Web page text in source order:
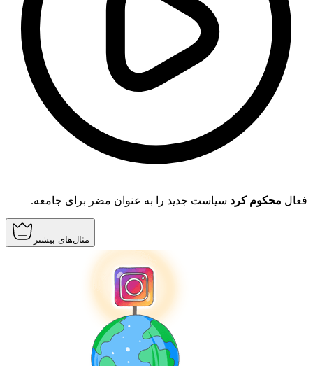
فعال محکوم کرد سیاست جدید را به عنوان مضر برای جامعه.
مثال‌های بیشتر